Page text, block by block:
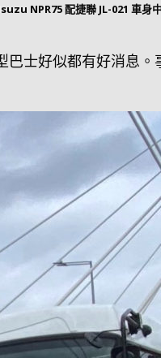
NPR75 配捷聯 JL-021 車身
士好似都有好消息